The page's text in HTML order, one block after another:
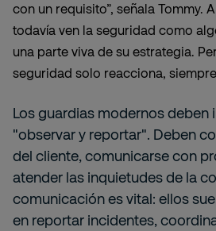
con un requisito”, señala Tommy.
todavía ven la seguridad como
una parte viva de su estrategia.
seguridad solo reacciona,
Los guardias modernos deben
"observar y reportar". Deben
del cliente, comunicarse con
atender las inquietudes de la
comunicación es vital: ellos
en reportar incidentes,